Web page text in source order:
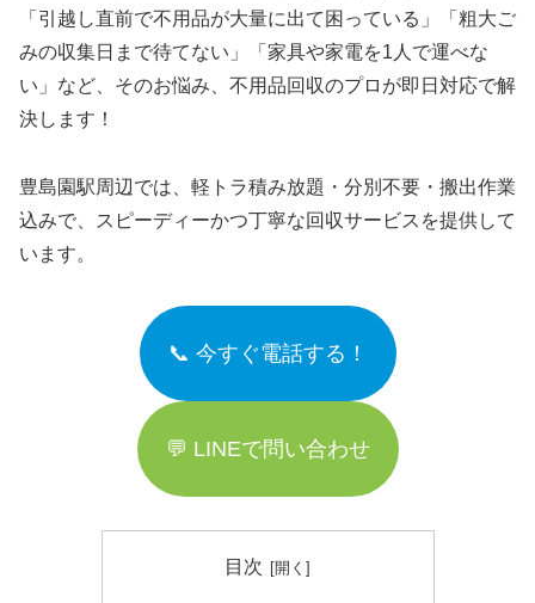
「引越し直前で不用品が大量に出て困っている」「粗大ご
みの収集日まで待てない」「家具や家電を1人で運べな
い」など、そのお悩み、不用品回収のプロが即日対応で解
決します！
豊島園駅周辺では、軽トラ積み放題・分別不要・搬出作業
込みで、スピーディーかつ丁寧な回収サービスを提供して
います。
📞 今すぐ電話する！
💬 LINEで問い合わせ
目次